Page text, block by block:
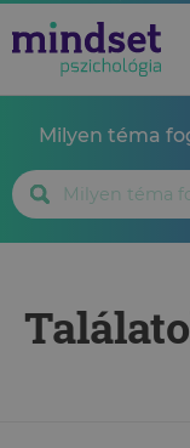
Milyen téma